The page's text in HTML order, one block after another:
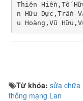
Thiên Hiền,Tố
n Hữu Dực,Trần
u Hoàng,Vũ
Từ khóa: sửa chữa
thống mạng Lan